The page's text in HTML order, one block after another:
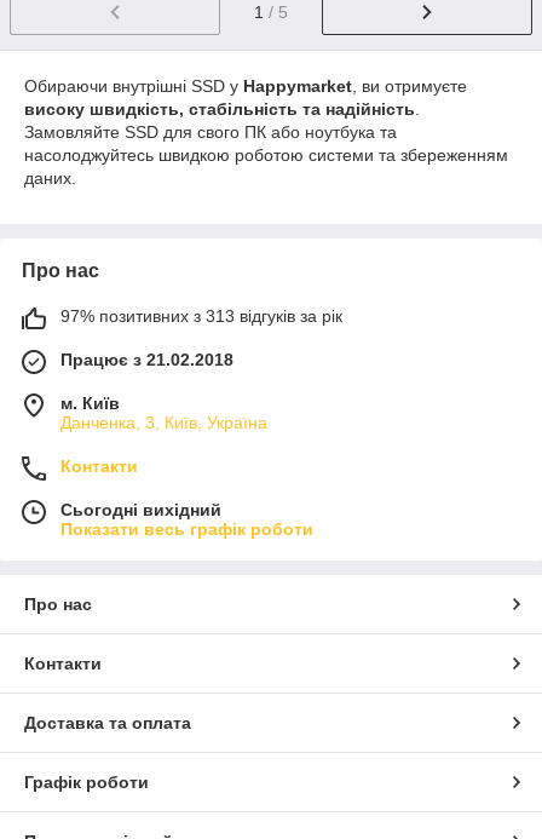
1 / 5
Обираючи внутрішні SSD у Happymarket , ви отримуєте
високу швидкість, стабільність та надійність
Замовляйте SSD для свого ПК або ноутбука та
насолоджуйтесь швидкою роботою системи та збереженням
даних.
Про нас
97% позитивних з 313 відгуків за рік
Працює з 21.02.2018
м. Київ
Данченка, 3, Київ, Україна
Контакти
Сьогодні вихідний
Показати весь графік роботи
Про нас
Контакти
Доставка та оплата
Графік роботи